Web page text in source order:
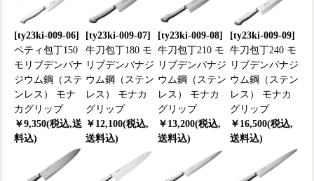
[ty23ki-009-06]
ペティ包丁150
モリブデンバナ
ジウム鋼（ステ
ンレス） モナ
カグリップ
￥9,350(税込,送
料込)
[ty23ki-009-07]
牛刀包丁180 モ
リブデンバナジ
ウム鋼（ステン
レス） モナカ
グリップ
￥12,100(税込,
送料込)
[ty23ki-009-08]
牛刀包丁210 モ
リブデンバナジ
ウム鋼（ステン
レス） モナカ
グリップ
￥13,200(税込,
送料込)
[ty23ki-009-09]
牛刀包丁240 モ
リブデンバナジ
ウム鋼（ステン
レス） モナカ
グリップ
￥16,500(税込,
送料込)